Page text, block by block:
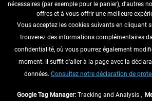
RENONCER AU CONTRAT ICI
INFORMATIONS
NE MANQUEZ PAS LES
nécessaires (par exemple pour le panier), d'autres
offres et à vous offrir une meilleure
Vous acceptez les cookies suivants en cliquant
trouverez des informations complémentaires
confidentialité, où vous pourrez également
moment. Il suffit d'aller à la page avec la
données. Consultez notre déclaration de
Google Tag Manager: Tracking and Analysis ,